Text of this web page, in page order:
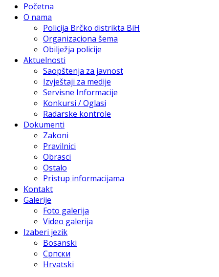
Početna
O nama
Policija Brčko distrikta BiH
Organizaciona šema
Obilježja policije
Aktuelnosti
Saopštenja za javnost
Izvještaji za medije
Servisne Informacije
Konkursi / Oglasi
Radarske kontrole
Dokumenti
Zakoni
Pravilnici
Obrasci
Ostalo
Pristup informacijama
Kontakt
Galerije
Foto galerija
Video galerija
Izaberi jezik
Bosanski
Српски
Hrvatski